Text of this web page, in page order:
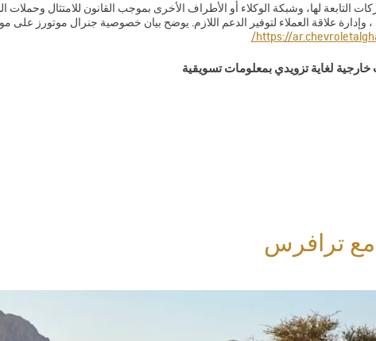
التابعة لها، وشبكة الوكلاء أو الأطراف الأخرى بموجب القانون للامتثال
علاقة العملاء لتوفير الدعم اللازم. يوضح بيان خصوصية جنرال موتورز على
https://
لغاية تزويدي بمعلومات تسويقية